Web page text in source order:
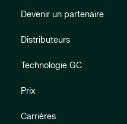
Devenir un partenaire
Distributeurs
Technologie GC
Prix
Carrières